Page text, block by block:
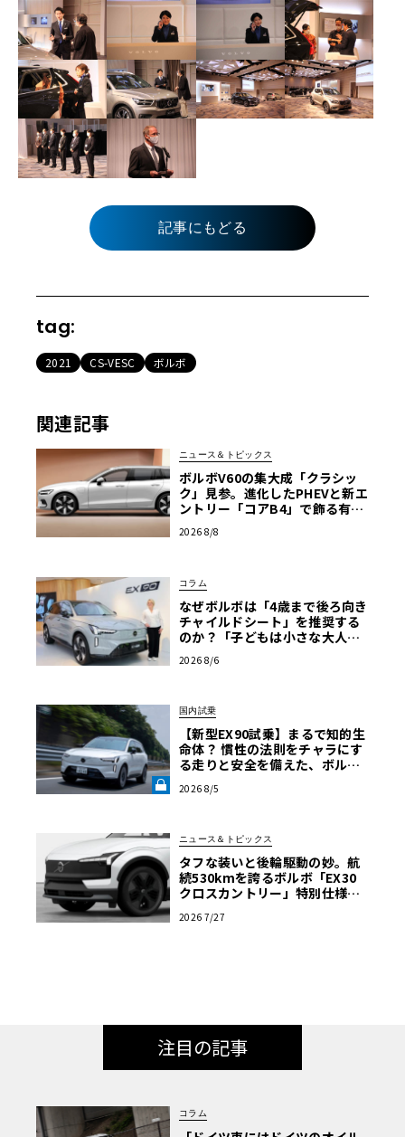
記事にもどる
tag:
2021 CS-VESC ボルボ
関連記事
ニュース＆トピックス
ボルボV60の集大成「クラシッ
ク」見参。進化したPHEVと新エ
ントリー「コアB4」で飾る有終
2026 8/8
コラム
なぜボルボは「4歳まで後ろ向き
チャイルドシート」を推奨する
のか？「子どもは小さな大人で
と最新テクノロジー
2026 8/6
国内試乗
【新型EX90試乗】まるで知的生
命体？ 慣性の法則をチャラにす
る走りと安全を備えた、ボルボ
AB》
2026 8/5
ニュース＆トピックス
タフな装いと後輪駆動の妙。航
続530kmを誇るボルボ「EX30
クロスカントリー」特別仕様車
2026 7/27
注目の記事
コラム